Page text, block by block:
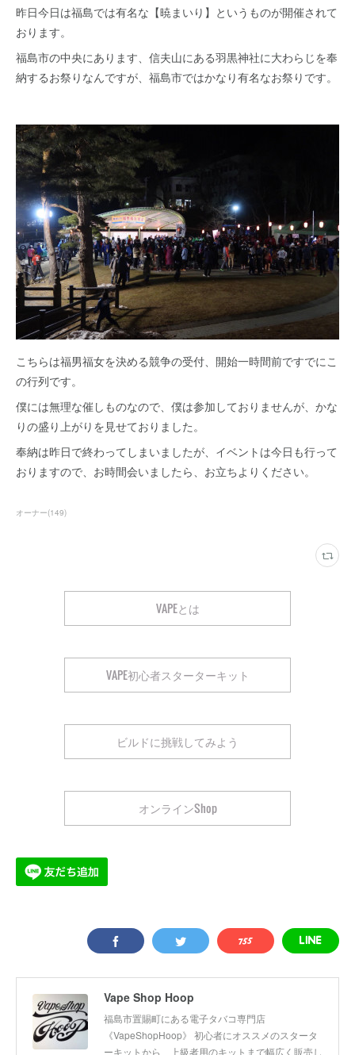
昨日今日は福島では有名な【暁まいり】というものが開催されて
おります。
福島市の中央にあります、信夫山にある羽黒神社に大わらじを奉
納するお祭りなんですが、福島市ではかなり有名なお祭りです。
こちらは福男福女を決める競争の受付、開始一時間前ですでにこ
の行列です。
僕には無理な催しものなので、僕は参加しておりませんが、かな
りの盛り上がりを見せておりました。
奉納は昨日で終わってしまいましたが、イベントは今日も行って
おりますので、お時間会いましたら、お立ちよりください。
オーナー(149)
VAPEとは
VAPE初心者スターターキット
ビルドに挑戦してみよう
オンラインShop
Vape Shop Hoop
福島市置賜町にある電子タバコ専門店
《VapeShopHoop》 初心者にオススメのスタータ
ーキットから、上級者用のキットまで幅広く販売し